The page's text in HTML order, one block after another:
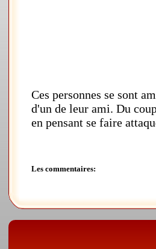
Ces personnes se sont
d'un de leur ami. Du
en pensant se faire
Les commentaires: